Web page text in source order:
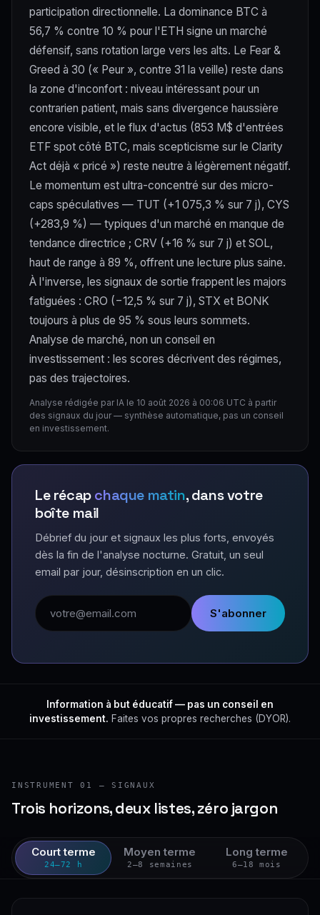
participation directionnelle. La dominance BTC à
56,7 % contre 10 % pour l'ETH signe un marché
défensif, sans rotation large vers les alts. Le Fear &
Greed à 30 (« Peur », contre 31 la veille) reste dans
la zone d'inconfort : niveau intéressant pour un
contrarien patient, mais sans divergence haussière
encore visible, et le flux d'actus (853 M$ d'entrées
ETF spot côté BTC, mais scepticisme sur le Clarity
Act déjà « pricé ») reste neutre à légèrement négatif.
Le momentum est ultra-concentré sur des micro-
caps spéculatives — TUT (+1 075,3 % sur 7 j), CYS
(+283,9 %) — typiques d'un marché en manque de
tendance directrice ; CRV (+16 % sur 7 j) et SOL,
haut de range à 89 %, offrent une lecture plus saine.
À l'inverse, les signaux de sortie frappent les majors
fatiguées : CRO (−12,5 % sur 7 j), STX et BONK
toujours à plus de 95 % sous leurs sommets.
Analyse de marché, non un conseil en
investissement : les scores décrivent des régimes,
pas des trajectoires.
Analyse rédigée par IA le 10 août 2026 à 00:06 UTC à partir
des signaux du jour — synthèse automatique, pas un conseil
en investissement.
Le récapchaque matin, dans votre
boîte mail
Débrief du jour et signaux les plus forts, envoyés
dès la fin de l'analyse nocturne. Gratuit, un seul
email par jour, désinscription en un clic.
Adresse email
S'abonner
Information à but éducatif — pas un conseil en
investissement. Faites vos propres recherches (DYOR).
INSTRUMENT 01 — SIGNAUX
Trois horizons, deux listes, zéro jargon
Court terme
24–72 h
Moyen terme
2–8 semaines
Long terme
6–18 mois